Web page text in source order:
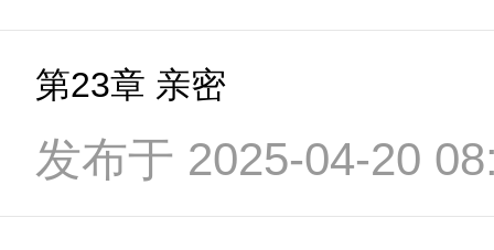
第23章 亲密
发布于 2025-04-20